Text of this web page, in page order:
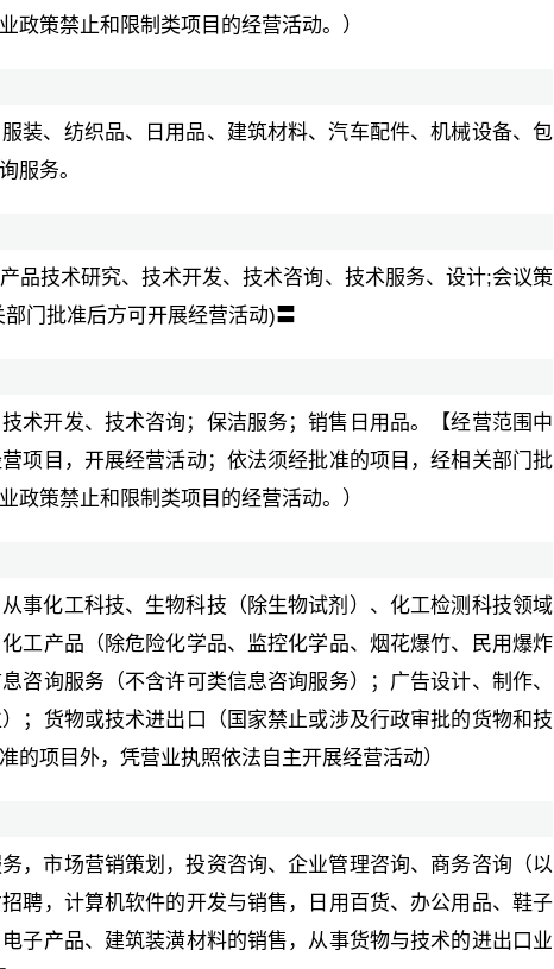
政策禁止和限制类项目的经营活动。）
装、纺织品、日用品、建筑材料、汽车配件、机械设备、包
服务。
品技术研究、技术开发、技术咨询、技术服务、设计;会议策
门批准后方可开展经营活动)〓
术开发、技术咨询；保洁服务；销售日用品。【经营范围中
项目，开展经营活动；依法须经批准的项目，经相关部门批
政策禁止和限制类项目的经营活动。）
事化工科技、生物科技（除生物试剂）、化工检测科技领域
工产品（除危险化学品、监控化学品、烟花爆竹、民用爆炸
咨询服务（不含许可类信息咨询服务）；广告设计、制作、
；货物或技术进出口（国家禁止或涉及行政审批的货物和技
项目外，凭营业执照依法自主开展经营活动）
，市场营销策划，投资咨询、企业管理咨询、商务咨询（以
聘，计算机软件的开发与销售，日用百货、办公用品、鞋子
子产品、建筑装潢材料的销售，从事货物与技术的进出口业